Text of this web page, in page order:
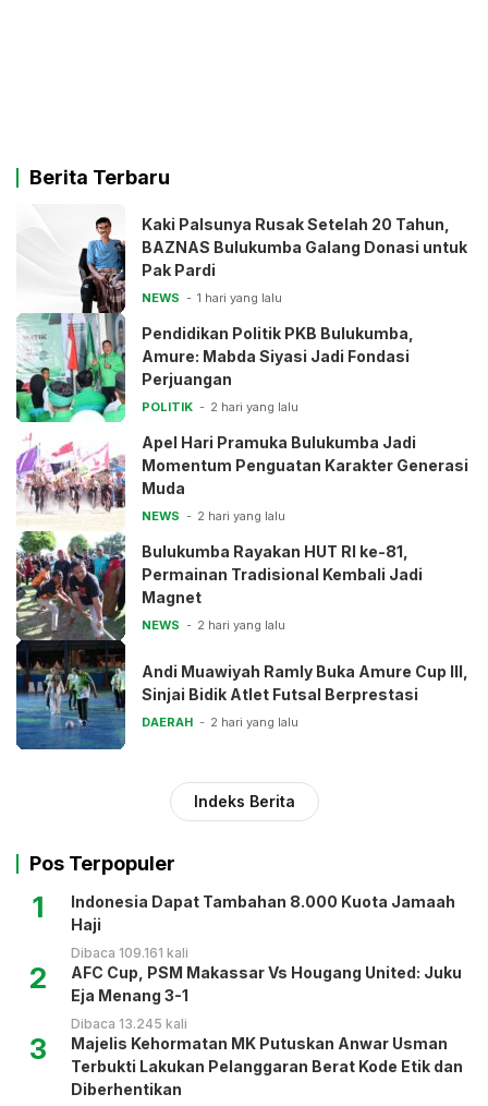
Berita Terbaru
Kaki Palsunya Rusak Setelah 20 Tahun,
BAZNAS Bulukumba Galang Donasi untuk
Pak Pardi
NEWS 1 hari yang lalu
Pendidikan Politik PKB Bulukumba,
Amure: Mabda Siyasi Jadi Fondasi
Perjuangan
POLITIK 2 hari yang lalu
Apel Hari Pramuka Bulukumba Jadi
Momentum Penguatan Karakter Generasi
Muda
NEWS 2 hari yang lalu
Bulukumba Rayakan HUT RI ke-81,
Permainan Tradisional Kembali Jadi
Magnet
NEWS 2 hari yang lalu
Andi Muawiyah Ramly Buka Amure Cup III,
Sinjai Bidik Atlet Futsal Berprestasi
DAERAH 2 hari yang lalu
Indeks Berita
Pos Terpopuler
1
Indonesia Dapat Tambahan 8.000 Kuota Jamaah
Haji
Dibaca 109.161 kali
2
AFC Cup, PSM Makassar Vs Hougang United: Juku
Eja Menang 3-1
Dibaca 13.245 kali
3
Majelis Kehormatan MK Putuskan Anwar Usman
Terbukti Lakukan Pelanggaran Berat Kode Etik dan
Diberhentikan